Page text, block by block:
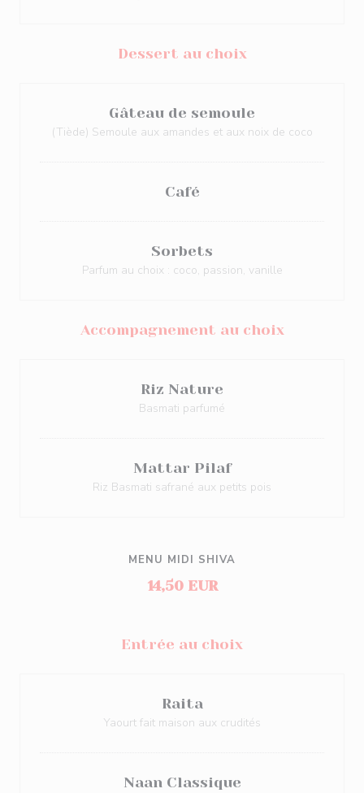
Dessert au choix
Gâteau de semoule
(Tiède) Semoule aux amandes et aux noix de coco
Café
Sorbets
Parfum au choix : coco, passion, vanille
Accompagnement au choix
Riz Nature
Basmati parfumé
Mattar Pilaf
Riz Basmati safrané aux petits pois
MENU MIDI SHIVA
14,50 EUR
Entrée au choix
Raita
Yaourt fait maison aux crudités
Naan Classique